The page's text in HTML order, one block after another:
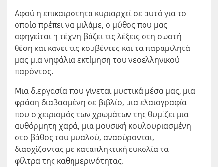
Αφού η επικαιρότητα κυριαρχεί σε αυτό για το
οποίο πρέπει να μιλάμε, ο μύθος που μας
αφηγείται η τέχνη βάζει τις λέξεις στη σωστή
θέση και κάνει τις κουβέντες και τα παραμιλητά
μας μια νηφάλια εκτίμηση του νεοελληνικού
παρόντος.
Μια διεργασία που γίνεται μυστικά μέσα μας, μια
φράση διαβασμένη σε βιβλίο, μια ελαιογραφία
που ο χειρισμός των χρωμάτων της θυμίζει μια
αυθόρμητη χαρά, μια μουσική κουλουριασμένη
στο βάθος του μυαλού, ανασύρονται,
διασχίζοντας με καταπληκτική ευκολία τα
φίλτρα της καθημερινότητας.